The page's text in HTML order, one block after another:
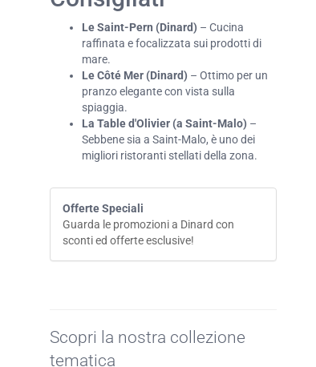
Le Saint-Pern (Dinard) – Cucina
raffinata e focalizzata sui prodotti di
mare.
Le Côté Mer (Dinard) – Ottimo per un
pranzo elegante con vista sulla
spiaggia.
La Table d'Olivier (a Saint-Malo) –
Sebbene sia a Saint-Malo, è uno dei
migliori ristoranti stellati della zona.
Offerte Speciali
Guarda le promozioni a Dinard con
sconti ed offerte esclusive!
Scopri la nostra collezione
tematica